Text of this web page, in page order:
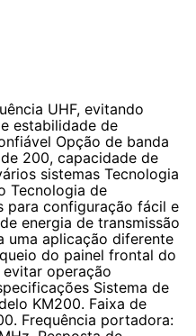
interferências e
de 200, capacidade de
configuração fácil e rápida;
de nível 2 para uma
do receptor, para evitar
UHF, evitando
estabilidade de
Opção de banda
200, capacidade de
sistemas Tecnologia
Tecnologia de
para configuração fácil e
energia de transmissão
uma aplicação diferente
do painel frontal do
operação
Sistema de
KM200. Faixa de
Frequência portadora: